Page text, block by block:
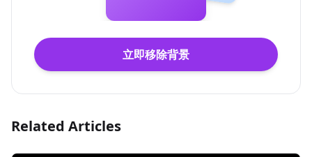
立即移除背景
Related Articles